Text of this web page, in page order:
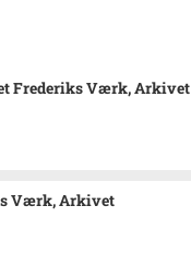
Frederiks Værk, Arkivet
Værk, Arkivet